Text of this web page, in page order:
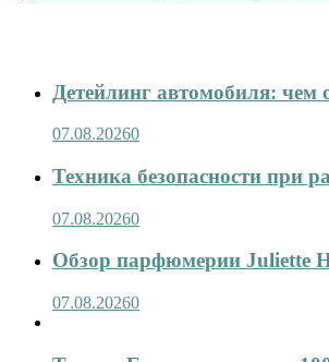
Детейлинг автомобиля: чем
07.08.20260
Техника безопасности при
07.08.20260
Обзор парфюмерии Juliette
07.08.20260